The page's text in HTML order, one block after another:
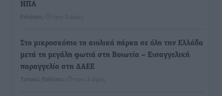
ΗΠΑ
Ειδήσεις πριν 3 ώρες
Στο μικροσκόπιο τα αιολικά πάρκα σε όλη την Ελλάδα
μετά τη μεγάλη φωτιά στη Βοιωτία – Eισαγγελική
παραγγελία στη ΔΑΕΕ
Τοπικές Ειδήσεις πριν 3 ώρες